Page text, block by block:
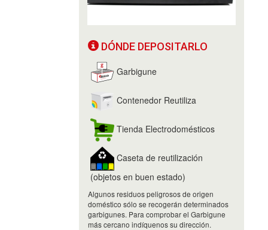
DÓNDE DEPOSITARLO
Garbigune
Contenedor Reutiliza
Tienda Electrodomésticos
Caseta de reutilización
(objetos en buen estado)
Algunos residuos peligrosos de origen
doméstico sólo se recogerán determinados
garbigunes. Para comprobar el Garbigune
más cercano indíquenos su dirección.